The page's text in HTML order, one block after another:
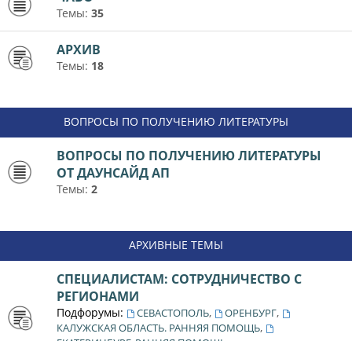
Темы: 35
АРХИВ
Темы: 18
ВОПРОСЫ ПО ПОЛУЧЕНИЮ ЛИТЕРАТУРЫ
ВОПРОСЫ ПО ПОЛУЧЕНИЮ ЛИТЕРАТУРЫ
ОТ ДАУНСАЙД АП
Темы: 2
АРХИВНЫЕ ТЕМЫ
СПЕЦИАЛИСТАМ: СОТРУДНИЧЕСТВО С
РЕГИОНАМИ
Подфорумы: СЕВАСТОПОЛЬ, ОРЕНБУРГ,
КАЛУЖСКАЯ ОБЛАСТЬ. РАННЯЯ ПОМОЩЬ,